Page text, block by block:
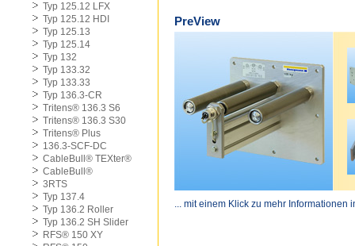
Typ 125.12 LFX
Typ 125.12 HDI
Typ 125.13
Typ 125.14
Typ 132
Typ 133.32
Typ 133.33
Typ 136.3-CR
Tritens® 136.3 S6
Tritens® 136.3 S30
Tritens® Plus
136.3-SCF-DC
CableBull® TEXter®
CableBull®
3RTS
Typ 137.4
Typ 136.2 Roller
Typ 136.2 SH Slider
RFS® 150 XY
PreView
... mit einem Klick zu mehr Informationen